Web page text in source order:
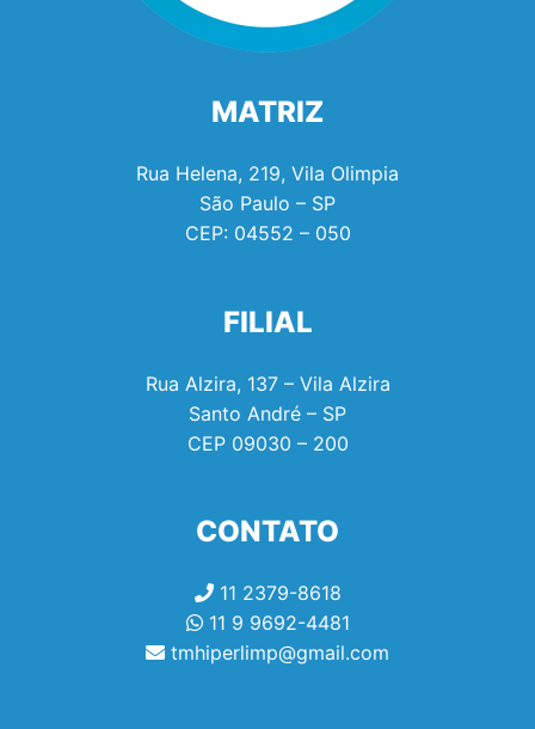
MATRIZ
Rua Helena, 219, Vila Olimpia
São Paulo – SP
CEP: 04552 – 050
FILIAL
Rua Alzira, 137 – Vila Alzira
Santo André – SP
CEP 09030 – 200
CONTATO
11 2379-8618
11 9 9692-4481
tmhiperlimp@gmail.com